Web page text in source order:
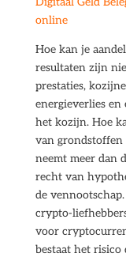
online
Hoe kan je
resultaten zijn
prestaties,
energieverlies en
het kozijn. Hoe
van grondstoffen
neemt meer dan
recht van
de
crypto-
voor
bestaat het